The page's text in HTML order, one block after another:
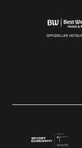
OFFIZIELLER